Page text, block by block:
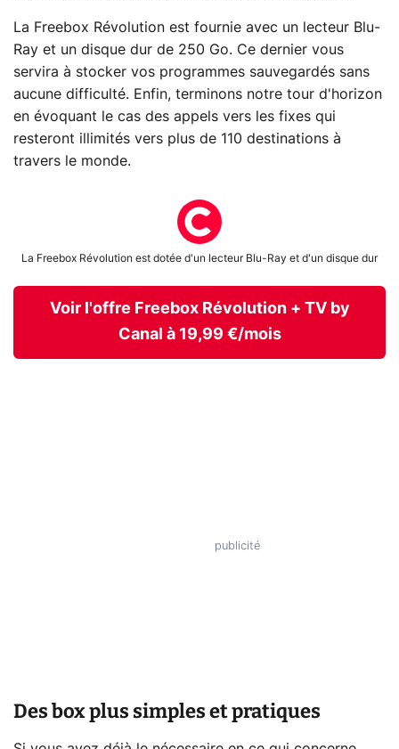
La Freebox Révolution est fournie avec un lecteur Blu-
Ray et un disque dur de 250 Go. Ce dernier vous
servira à stocker vos programmes sauvegardés sans
aucune difficulté. Enfin, terminons notre tour d'horizon
en évoquant le cas des appels vers les fixes qui
resteront illimités vers plus de 110 destinations à
travers le monde.
La Freebox Révolution est dotée d'un lecteur Blu-Ray et d'un disque dur
Voir l'offre Freebox Révolution + TV by
Canal à 19,99 €/mois
Des box plus simples et pratiques